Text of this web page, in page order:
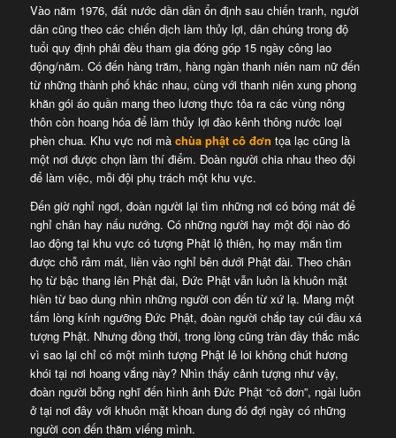
Vào năm 1976, đất nước dần dần ổn định sau chiến tranh, người
dân cũng theo các chiến dịch làm thủy lợi, dân chúng trong độ
tuổi quy định phải đều tham gia đóng góp 15 ngày công lao
động/năm. Có đến hàng trăm, hàng ngàn thanh niên nam nữ đến
từ những thành phố khác nhau, cùng với thanh niên xung phong
khăn gói áo quần mang theo lương thực tỏa ra các vùng nông
thôn còn hoang hóa để làm thủy lợi đào kênh thông nước loại
phèn chua. Khu vực nơi mà chùa phật cô đơn tọa lạc cũng là
một nơi được chọn làm thí điểm. Đoàn người chia nhau theo đội
để làm việc, mỗi đội phụ trách một khu vực.
Đến giờ nghỉ ngơi, đoàn người lại tìm những nơi có bóng mát để
nghỉ chân hay nấu nướng. Có những người hay một đội nào đó
lao động tại khu vực có tượng Phật lộ thiên, họ may mắn tìm
được chỗ râm mát, liền vào nghỉ bên dưới Phật đài. Theo chân
họ từ bậc thang lên Phật đài, Đức Phật vẫn luôn là khuôn mặt
hiền từ bao dung nhìn những người con đến từ xứ lạ. Mang một
tấm lòng kính ngưỡng Đức Phật, đoàn người chắp tay cúi đầu xá
tượng Phật. Nhưng đồng thời, trong lòng cũng tràn đầy thắc mắc
vì sao lại chỉ có một mình tượng Phật lẻ loi không chút hương
khói tại nơi hoang vắng này? Nhìn thấy cảnh tượng như vậy,
đoàn người bỗng nghĩ đến hình ảnh Đức Phật “cô đơn”, ngài luôn
ở tại nơi đây với khuôn mặt khoan dung đó đợi ngày có những
người con đến thăm viếng mình.